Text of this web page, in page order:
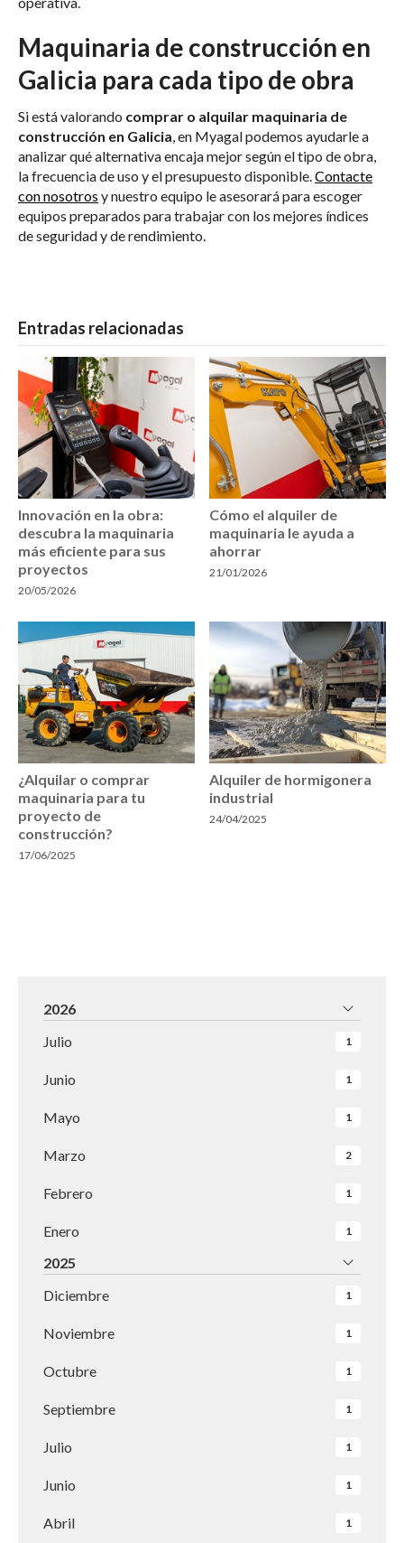
Maquinaria de construcción en
Galicia para cada tipo de obra
Si está valorando comprar o alquilar maquinaria de
construcción en Galicia, en Myagal podemos ayudarle a
analizar qué alternativa encaja mejor según el tipo de obra,
la frecuencia de uso y el presupuesto disponible.Contacte
con nosotros y nuestro equipo le asesorará para escoger
equipos preparados para trabajar con los mejores índices
de seguridad y de rendimiento.
Entradas relacionadas
Innovación en la obra:
descubra la maquinaria
más eficiente para sus
proyectos
20/05/2026
Cómo el alquiler de
maquinaria le ayuda a
ahorrar
21/01/2026
¿Alquilar o comprar
maquinaria para tu
proyecto de
construcción?
17/06/2025
Alquiler de hormigonera
industrial
24/04/2025
2026
Julio
1
Junio 1
Mayo 1
Marzo 2
Febrero 1
Enero 1
2025
Diciembre
1
Noviembre 1
Octubre 1
Septiembre 1
Julio 1
Junio 1
Abril 1